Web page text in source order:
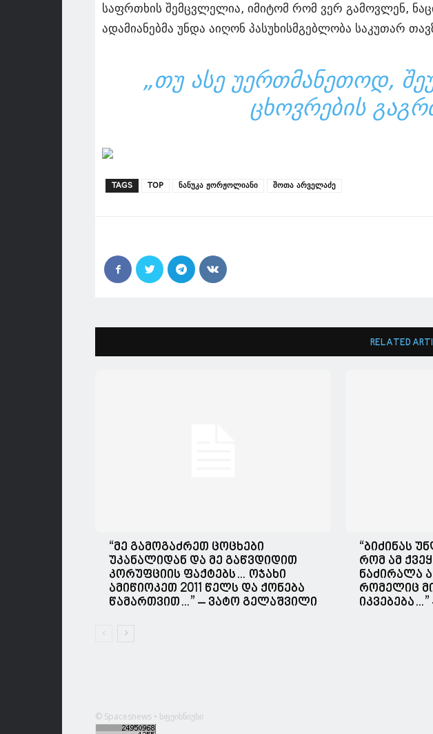
საფრთხის შემცვლელია, იმიტომ რომ ვერ გამოვლენ,
ადამიანებმა უნდა აიღონ პასუხისმგებლობა საკუთარ
„ᲗᲣ ᲐᲡᲔ ᲣᲔᲠᲗᲛᲐᲜᲔᲗᲝᲓ,
ᲪᲮᲝᲕᲠᲔᲑᲘᲡ
TAGS TOP ნანუკა ჟორჟოლიანი შოთა არველაძე
RELATED
“მე გამოგაძრეთ ცოცხები
უკანალიდან და მე გაწვდიდით
კორუფციის ფაქტებს… ოჯახი
ამიწიოკეთ 2011 წელს და ქონება
წამართვით…” – ვატო გელაშვილი
“ბიძინას
რომ ამ
ნაძირალა
რომელიც
© Spacesnews • სფეისნიუსი